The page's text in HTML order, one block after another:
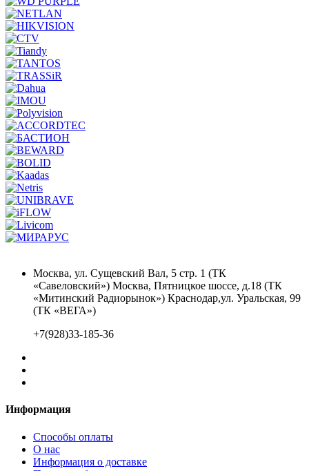
Москва, ул. Сущевский Вал, 5 стр. 1 (ТК
«Савеловский») Москва, Пятницкое шоссе, д.18 (ТК
«Митинский Радиорынок») Краснодар,ул. Уральская, 99
(ТК «ВЕГА»)
+7(928)33-185-36
Информация
Способы оплаты
О нас
Информация о доставке